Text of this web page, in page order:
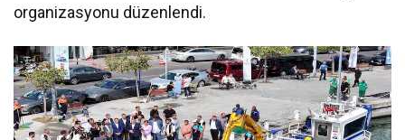
organizasyonu düzenlendi.